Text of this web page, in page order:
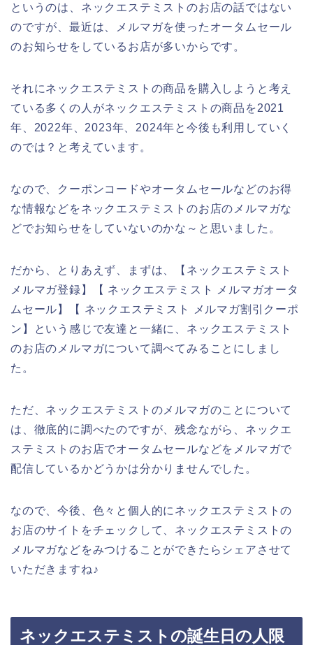
というのは、ネックエステミストのお店の話ではない
のですが、最近は、メルマガを使ったオータムセール
のお知らせをしているお店が多いからです。
それにネックエステミストの商品を購入しようと考え
ている多くの人がネックエステミストの商品を2021
年、2022年、2023年、2024年と今後も利用していく
のでは？と考えています。
なので、クーポンコードやオータムセールなどのお得
な情報などをネックエステミストのお店のメルマガな
どでお知らせをしていないのかな～と思いました。
だから、とりあえず、まずは、【ネックエステミスト
メルマガ登録】【 ネックエステミスト メルマガオータ
ムセール】【 ネックエステミスト メルマガ割引クーポ
ン】という感じで友達と一緒に、ネックエステミスト
のお店のメルマガについて調べてみることにしまし
た。
ただ、ネックエステミストのメルマガのことについて
は、徹底的に調べたのですが、残念ながら、ネックエ
ステミストのお店でオータムセールなどをメルマガで
配信しているかどうかは分かりませんでした。
なので、今後、色々と個人的にネックエステミストの
お店のサイトをチェックして、ネックエステミストの
メルマガなどをみつけることができたらシェアさせて
いただきますね♪
ネックエステミストの誕生日の人限